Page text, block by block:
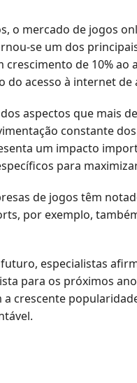
o mercado de jogos
se um dos
crescimento de 10%
do acesso à internet de
aspectos que mais
constante
um impacto
para
de jogos têm
por exemplo,
especialistas
para os próximos
a crescente